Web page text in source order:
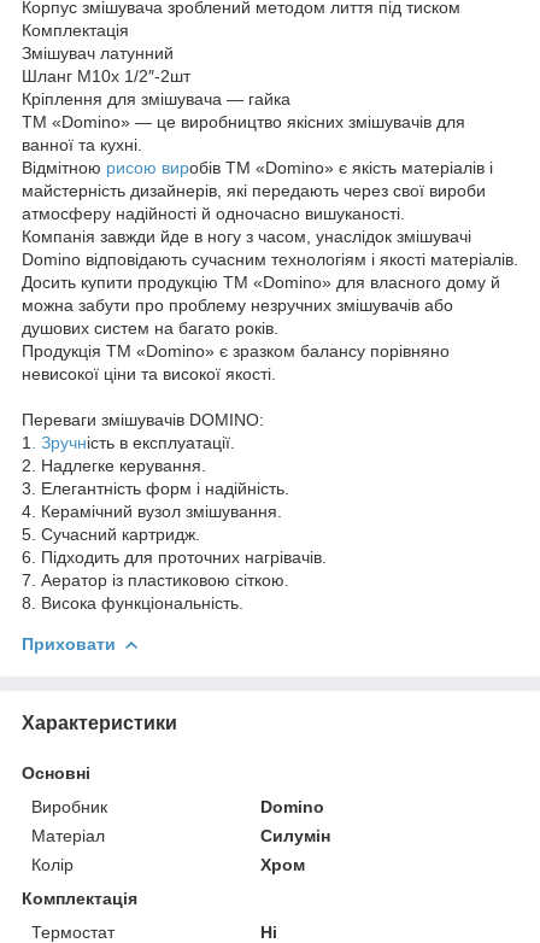
Корпус змішувача зроблений методом лиття під тиском
Комплектація
Змішувач латунний
Шланг М10х 1/2″-2шт
Кріплення для змішувача — гайка
ТМ «Domino» — це виробництво якісних змішувачів для
ванної та кухні.
Відмітною рисою виробів ТМ «Domino» є якість матеріалів і
майстерність дизайнерів, які передають через свої вироби
атмосферу надійності й одночасно вишуканості.
Компанія завжди йде в ногу з часом, унаслідок змішувачі
Domino відповідають сучасним технологіям і якості матеріалів.
Досить купити продукцію ТМ «Domino» для власного дому й
можна забути про проблему незручних змішувачів або
душових систем на багато років.
Продукція ТМ «Domino» є зразком балансу порівняно
невисокої ціни та високої якості.
Переваги змішувачів DOMINO:
1
. Зручність в експлуатації.
2. Надлегке керування.
3. Елегантність форм і надійність.
4. Керамічний вузол змішування.
5. Сучасний картридж.
6. Підходить для проточних нагрівачів.
7. Аератор із пластиковою сіткою.
8. Висока функціональність.
Приховати
Характеристики
Основні
Виробник
Domino
Матеріал
Силумін
Колір
Хром
Комплектація
Термостат
Ні